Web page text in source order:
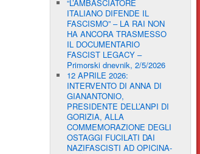
“L’AMBASCIATORE
ITALIANO DIFENDE IL
FASCISMO” – LA RAI NON
HA ANCORA TRASMESSO
IL DOCUMENTARIO
FASCIST LEGACY –
Primorski dnevnik, 2/5/2026
12 APRILE 2026:
INTERVENTO DI ANNA DI
GIANANTONIO,
PRESIDENTE DELL’ANPI DI
GORIZIA, ALLA
COMMEMORAZIONE DEGLI
OSTAGGI FUCILATI DAI
NAZIFASCISTI AD OPICINA-